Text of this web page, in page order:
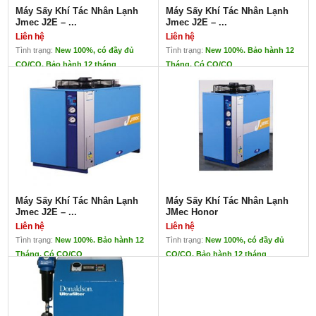
Máy Sấy Khí Tác Nhân Lạnh
Jmec J2E – ...
Liên hệ
Tình trạng: New 100%, có đầy đủ
CO/CQ. Bảo hành 12 tháng
Máy Sấy Khí Tác Nhân Lạnh
Jmec J2E – 40GP
Xuất xứ: JMEC – Đài Loan
đa dạng về dải lưu lượng
XEM THÊM CÁC SẢN PHẨM MÁY
Máy Sấy Khí Tác Nhân Lạnh
Jmec J2E – ...
Liên hệ
Tình trạng: New 100%. Bảo hành 12
Tháng. Có CO/CQ
Máy Sấy Khí Tác Nhân Lạnh
Jmec J2E – 60GP
xuất xứ: JMEC – Đài Loan
Bảo hành: 12 tháng
đa dạng về dải lưu lượng
Máy Sấy Khí Tác Nhân Lạnh
Jmec J2E – ...
Liên hệ
Tình trạng: New 100%. Bảo hành 12
Tháng. Có CO/CQ
Máy Sấy Khí Tác Nhân Lạnh
Jmec J2E – 10GP
Xuất xứ: JMEC – Đài Loan
Máy Sấy Khí Tác Nhân Lạnh
JMec Honor
Liên hệ
Tình trạng: New 100%, có đầy đủ
CO/CQ. Bảo hành 12 tháng